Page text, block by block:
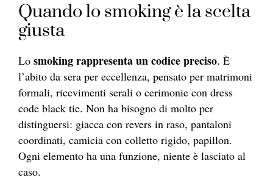
Quando lo smoking è la scelta
giusta
Lo smoking rappresenta un codice preciso. È
l’abito da sera per eccellenza, pensato per matrimoni
formali, ricevimenti serali o cerimonie con dress
code black tie. Non ha bisogno di molto per
distinguersi: giacca con revers in raso, pantaloni
coordinati, camicia con colletto rigido, papillon.
Ogni elemento ha una funzione, niente è lasciato al
caso.